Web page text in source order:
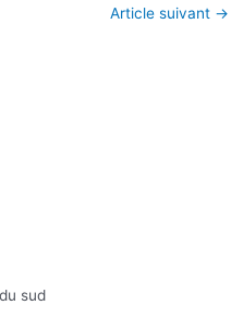
Article suivant →